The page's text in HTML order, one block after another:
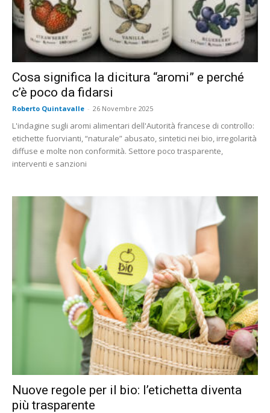
Cosa significa la dicitura “aromi” e perché
c’è poco da fidarsi
Roberto Quintavalle - 26 Novembre 2025
L'indagine sugli aromi alimentari dell'Autorità francese di controllo:
etichette fuorvianti, “naturale” abusato, sintetici nei bio, irregolarità
diffuse e molte non conformità. Settore poco trasparente,
interventi e sanzioni
Nuove regole per il bio: l’etichetta diventa
più trasparente